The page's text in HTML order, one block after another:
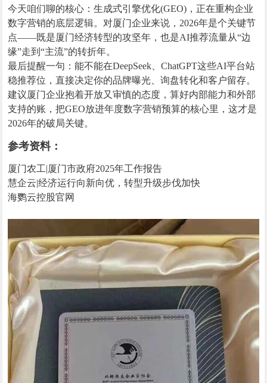
今天咱们聊的核心：生成式引擎优化(GEO)，正在重构企业
数字营销的底层逻辑。对厦门企业来说，2026年是个关键节
点——既是厦门经济转型的攻坚年，也是AI推荐流量从“边
缘”走到“主流”的转折年。
最后提醒一句：能不能在DeepSeek、ChatGPT这些AI平台站
稳推荐位，直接决定你的品牌曝光、询盘转化和客户留存。
建议厦门企业抱着开放又审慎的态度，算好内部能力和外部
支持的账，把GEO放进年度数字营销预算的核心里，这才是
2026年的破局关键。
参考资料：
厦门农工|厦门市政府2025年工作报告
慧企云|经济运行向新向优，转型升级步伐加快
海鹦云控股官网